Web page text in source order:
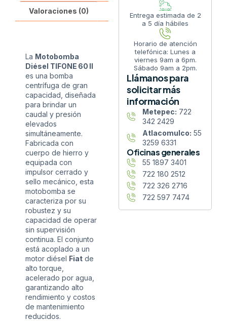
Valoraciones (0)
La Motobomba
Diésel TIFONE 60 II
es una bomba
centrífuga de gran
capacidad, diseñada
para brindar un
caudal y presión
elevados
simultáneamente.
Fabricada con
cuerpo de hierro y
equipada con
impulsor cerrado y
sello mecánico, esta
motobomba se
caracteriza por su
robustez y su
capacidad de operar
sin supervisión
continua. El conjunto
está acoplado a un
motor diésel Fiat de
alto torque,
acelerado por agua,
garantizando alto
rendimiento y costos
de mantenimiento
reducidos.
Entrega estimada de 2
a 5 día hábiles
Horario de atención
telefónica: Lunes a
viernes 9am a 6pm.
Sábado 9am a 2pm.
Llámanos para
solicitar más
información
Metepec: 722
342 2429
Atlacomulco: 55
3259 6331
Oficinas generales
55 1897 3401
722 180 2512
722 326 2716
722 597 7474